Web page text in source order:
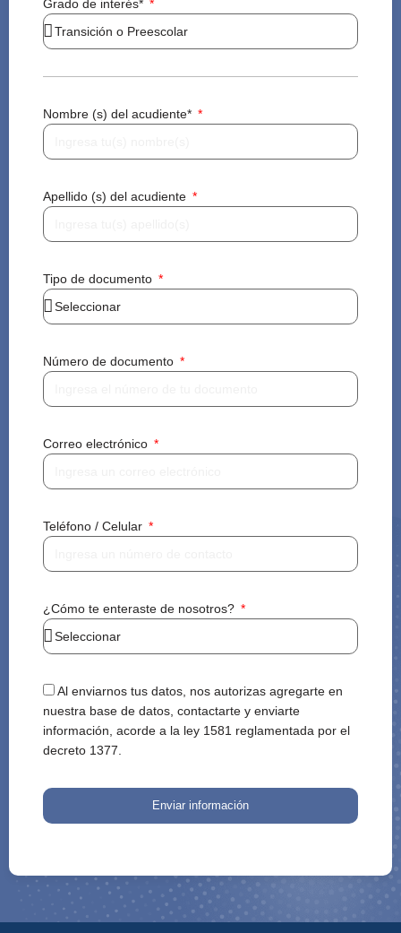
Grado de interés*
Nombre (s) del acudiente*
Apellido (s) del acudiente
Tipo de documento
Número de documento
Correo electrónico
Teléfono / Celular
¿Cómo te enteraste de nosotros?
Al enviarnos tus datos, nos autorizas agregarte en
nuestra base de datos, contactarte y enviarte
información, acorde a la ley 1581 reglamentada por el
decreto 1377.
Enviar información